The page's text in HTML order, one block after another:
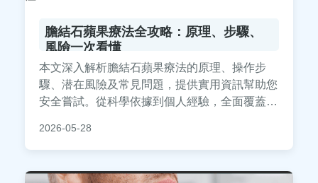
膽結石蘋果療法全攻略：原理、步驟、
風險一次看懂
本文深入解析膽結石蘋果療法的原理、操作步
驟、潜在風險及常見問題，提供實用資訊幫助您
安全嘗試。從科學依據到個人經驗，全面覆蓋膽
做出明智決定。
2026-05-28